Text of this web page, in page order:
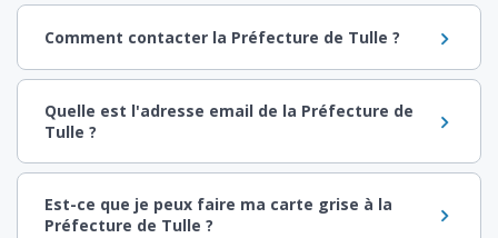
Comment contacter la Préfecture de Tulle ?
Quelle est l'adresse email de la Préfecture de
Tulle ?
Est-ce que je peux faire ma carte grise à la
Préfecture de Tulle ?